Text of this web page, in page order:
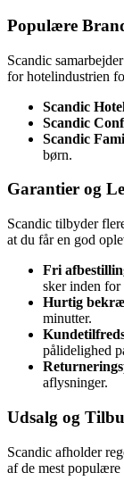
Populære
Scandic
for hotelindustrien
Scandic
Scandic
Scandic
børn.
Garantier og
Scandic tilbyder
at du får en god
Fri
sker inden for
Hurtig
minutter.
pålidelighed
aflysninger.
Udsalg og
Scandic afholder
af de mest